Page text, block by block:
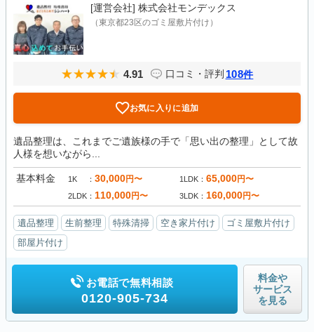
[運営会社] 株式会社モンデックス
（東京都23区のゴミ屋敷片付け）
4.91 口コミ・評判 108件
お気に入りに追加
遺品整理は、これまでご遺族様の手で「思い出の整理」として故
人様を想いながら...
基本料金 1K 30,000円〜 1LDK 65,000円〜
2LDK 110,000円〜 3LDK 160,000円〜
遺品整理 生前整理 特殊清掃 空き家片付け
ゴミ屋敷片付け
部屋片付け
お電話で無料相談
0120-905-734
料金や
サービス
を見る